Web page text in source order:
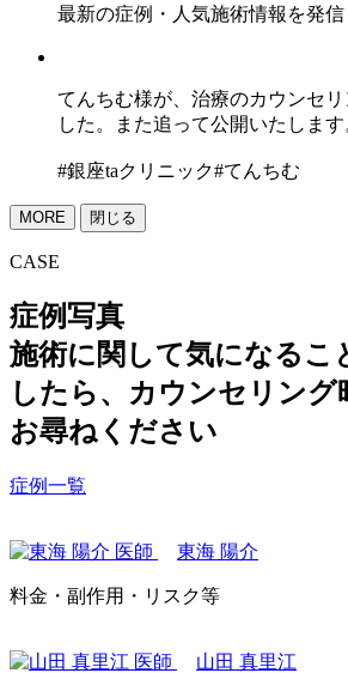
最新の症例・人気施術情報を発信
てんちむ様が、治療のカウンセ
した。また追って公開いたします
#銀座taクリニック#てんちむ
MORE 閉じる
CASE
症例写真
施術に関して気になるこ
したら、カウンセリング
お尋ねください
症例一覧
東海 陽介
料金・副作用・リスク等
山田 真里江